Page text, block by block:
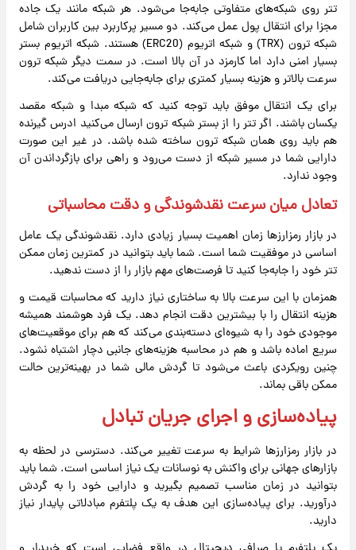
تتر روی شبکه‌های متفاوتی جابه‌جا می‌شود. هر شبکه مانند یک جاده
مجزا برای انتقال پول عمل می‌کند. دو مسیر پرکاربرد بین کاربران شامل
شبکه ترون (TRX) و شبکه اتریوم (ERC20) هستند. شبکه اتریوم بستر
بسیار امنی دارد اما کارمزد در آن بالا است. در سمت دیگر شبکه ترون
سرعت بالاتر و هزینه بسیار کمتری برای جابه‌جایی دریافت می‌کند.
برای یک انتقال موفق باید توجه کنید که شبکه مبدا و شبکه مقصد
یکسان باشند. اگر تتر را از بستر شبکه ترون ارسال می‌کنید ادرس گیرنده
هم باید روی همان شبکه ترون ساخته شده باشد. در غیر این صورت
دارایی شما در مسیر شبکه از دست می‌رود و راهی برای بازگرداندن آن
وجود ندارد.
تعادل میان سرعت نقدشوندگی و دقت محاسباتی
در بازار رمزارزها زمان اهمیت بسیار زیادی دارد. نقدشوندگی یک عامل
اساسی در موفقیت شما است. شما باید بتوانید در کمترین زمان ممکن
تتر خود را جابه‌جا کنید تا فرصت‌های مهم بازار را از دست ندهید.
همزمان با این سرعت بالا به ساختاری نیاز دارید که محاسبات قیمت و
هزینه انتقال را با بیشترین دقت انجام دهد. یک فرد هوشمند همیشه
موجودی خود را به شیوه‌ای دسته‌بندی می‌کند که هم برای موقعیت‌های
سریع اماده باشد و هم در محاسبه هزینه‌های جانبی دچار اشتباه نشود.
چنین رویکردی باعث می‌شود تا گردش مالی شما در بهینه‌ترین حالت
ممکن باقی بماند.
پیاده‌سازی و اجرای جریان تبادل
در بازار رمزارزها شرایط به سرعت تغییر می‌کند. دسترسی در لحظه به
بازارهای جهانی برای واکنش به نوسانات یک نیاز اساسی است. شما باید
بتوانید در زمان مناسب تصمیم بگیرید و دارایی خود را به گردش
درآورید. برای پیاده‌سازی این هدف به یک پلتفرم مبادلاتی پایدار نیاز
دارید.